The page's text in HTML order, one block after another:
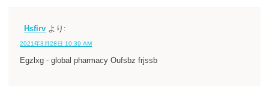
Hsfirv より:
2021年3月28日 10:39 AM
Egzlxg - global pharmacy Oufsbz frjssb